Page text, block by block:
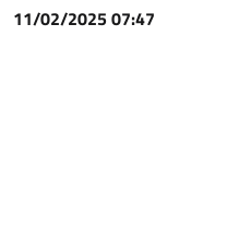
11/02/2025 07:47